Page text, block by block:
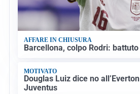
AFFARE IN CHIUSURA
Barcellona, colpo Rodri:
MOTIVATO
Douglas Luiz dice no
Juventus